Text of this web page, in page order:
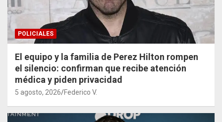
POLICIALES
El equipo y la familia de Perez Hilton rompen
el silencio: confirman que recibe atención
médica y piden privacidad
5 agosto, 2026 Federico V.